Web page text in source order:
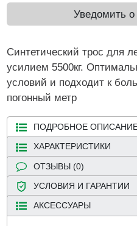
Уведомить о
Синтетический трос для
усилием 5500кг.
условий и подходит к
погонный метр
ПОДРОБНОЕ
ХАРАКТЕРИСТИКИ
ОТЗЫВЫ (0)
УСЛОВИЯ И ГАРАНТИИ
АКСЕССУАРЫ